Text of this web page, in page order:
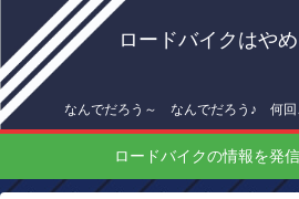
ロードバイクはや
なんでだろう～ なんでだろう♪ 何回
ロードバイクの情報を発